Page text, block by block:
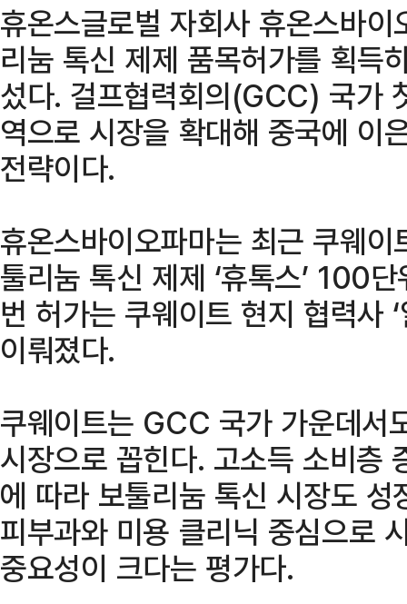
휴온스글로벌 자회사 휴온스바
리눔 톡신 제제 품목허가를 획득
섰다. 걸프협력회의(GCC) 국가
역으로 시장을 확대해 중국에 이
전략이다.
휴온스바이오파마는 최근 쿠웨
툴리눔 톡신 제제 ‘휴톡스’ 100
번 허가는 쿠웨이트 현지 협력사
이뤄졌다.
쿠웨이트는 GCC 국가 가운데서
시장으로 꼽힌다. 고소득 소비층
에 따라 보툴리눔 톡신 시장도
피부과와 미용 클리닉 중심으로
중요성이 크다는 평가다.